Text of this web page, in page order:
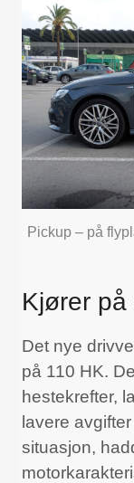
Pickup – på
Kjører
Det nye
på 110 HK.
hestekrefter,
lavere
situasjon,